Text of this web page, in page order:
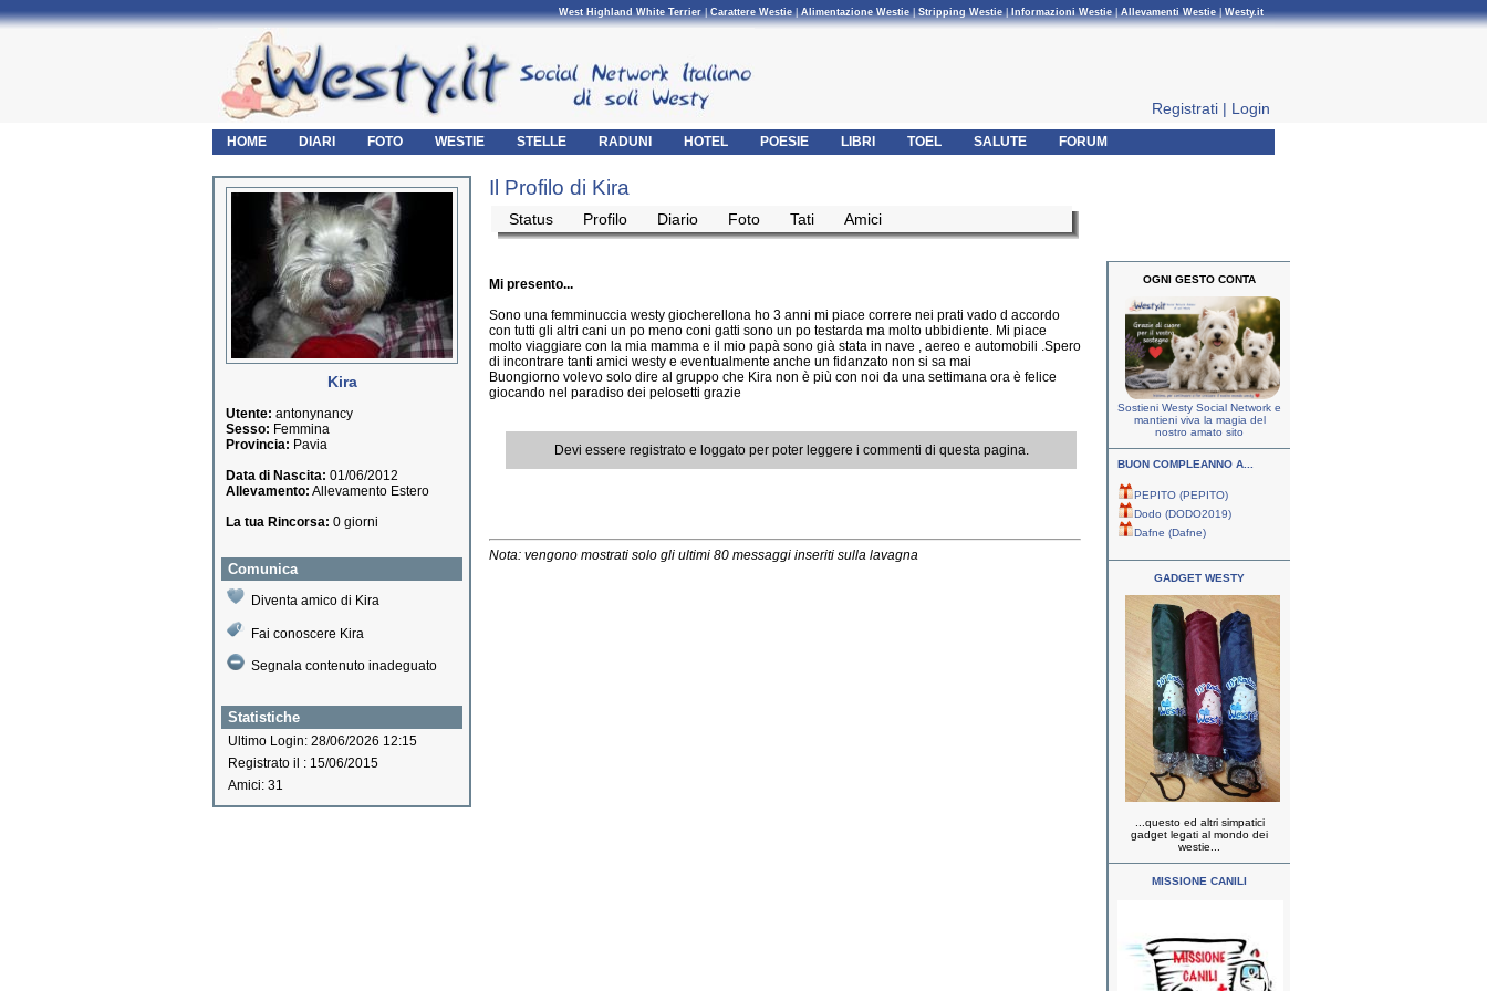
West Highland White Terrier|Carattere Westie|Alimentazione Westie|Stripping Westie| Informazioni Westie|Allevamenti Westie|Westy.it
Registrati | Login
HOME DIARI FOTO WESTIE STELLE RADUNI HOTEL POESIE LIBRI TOEL SALUTE FORUM
Kira
Utente: antonynancy
Sesso: Femmina
Provincia: Pavia
Data di Nascita: 01/06/2012
Allevamento: Allevamento Estero
La tua Rincorsa: 0 giorni
Comunica
Diventa amico di Kira
Fai conoscere Kira
Segnala contenuto inadeguato
Statistiche
Ultimo Login: 28/06/2026 12:15
Registrato il : 15/06/2015
Amici: 31
Il Profilo di Kira
Status Profilo Diario Foto Tati Amici
Mi presento...
Sono una femminuccia westy giocherellona ho 3 anni mi piace correre nei prati vado d accordo
con tutti gli altri cani un po meno coni gatti sono un po testarda ma molto ubbidiente. Mi piace
molto viaggiare con la mia mamma e il mio papà sono già stata in nave , aereo e automobili .Spero
di incontrare tanti amici westy e eventualmente anche un fidanzato non si sa mai
Buongiorno volevo solo dire al gruppo che Kira non è più con noi da una settimana ora è felice
giocando nel paradiso dei pelosetti grazie
Devi essere registrato e loggato per poter leggere i commenti di questa pagina.
Nota: vengono mostrati solo gli ultimi 80 messaggi inseriti sulla lavagna
OGNI GESTO CONTA
Sostieni Westy Social Network e
mantieni viva la magia del
nostro amato sito
BUON COMPLEANNO A...
PEPITO (PEPITO)
Dodo (DODO2019)
Dafne (Dafne)
GADGET WESTY
...questo ed altri simpatici
gadget legati al mondo dei
westie...
MISSIONE CANILI